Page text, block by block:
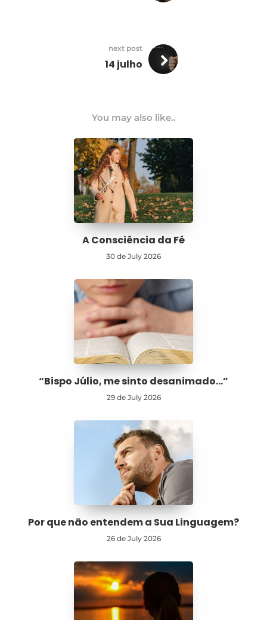
next post
14 julho
You may also like..
A Consciência da Fé
30 de July 2026
“Bispo Júlio, me sinto desanimado…”
29 de July 2026
Por que não entendem a Sua Linguagem?
26 de July 2026